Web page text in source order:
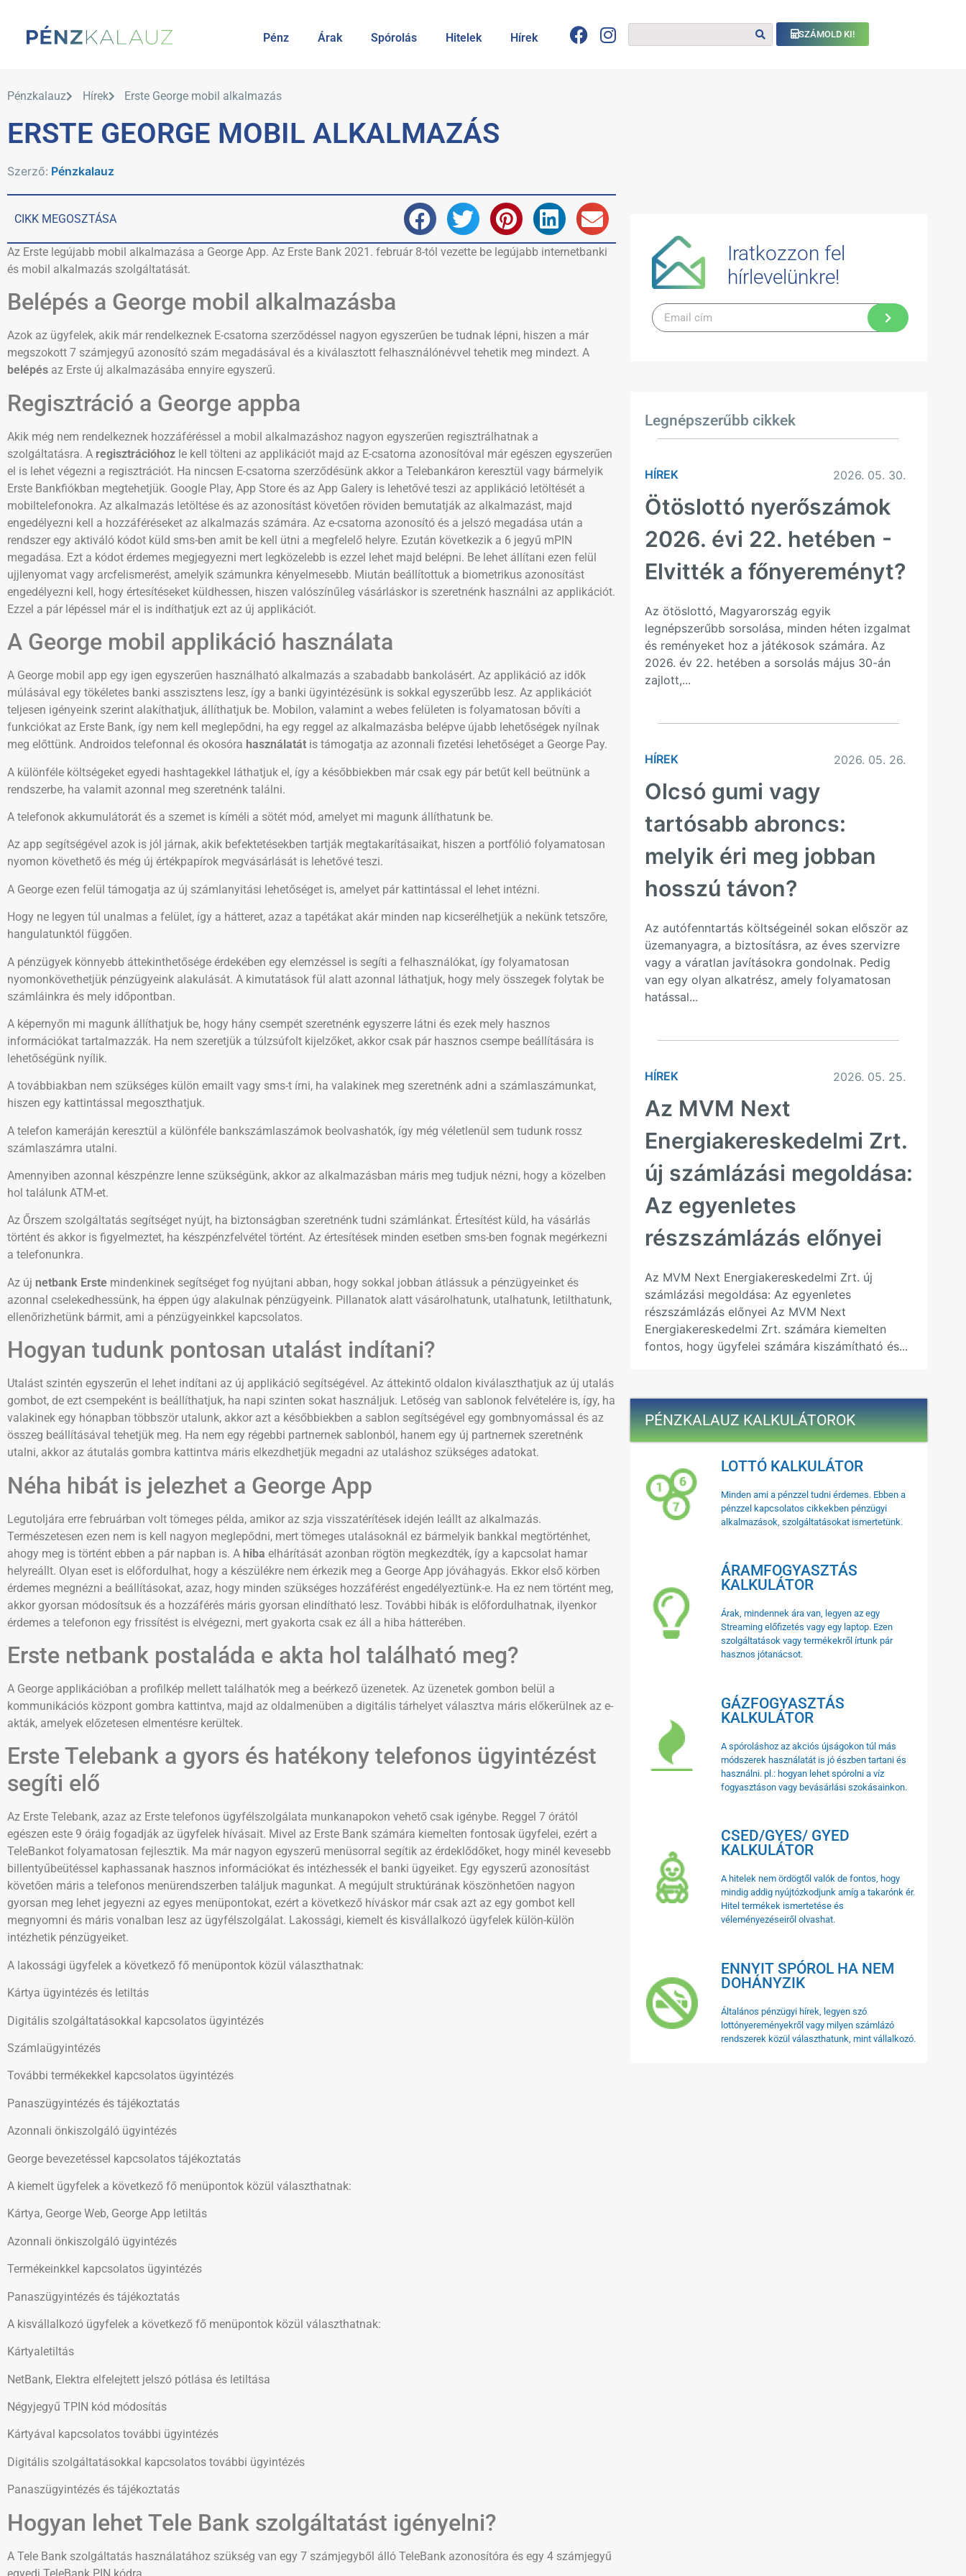
Pénz Árak Spórolás Hitelek Hírek SZÁMOLD KI!
Pénzkalauz Hírek Erste George mobil alkalmazás
ERSTE GEORGE MOBIL ALKALMAZÁS
Szerző: Pénzkalauz
CIKK MEGOSZTÁSA
Az Erste legújabb mobil alkalmazása a George App. Az Erste Bank 2021. február 8-tól vezette be legújabb internetbanki
és mobil alkalmazás szolgáltatását.
Belépés a George mobil alkalmazásba
Azok az ügyfelek, akik már rendelkeznek E-csatorna szerződéssel nagyon egyszerűen be tudnak lépni, hiszen a már
megszokott 7 számjegyű azonosító szám megadásával és a kiválasztott felhasználónévvel tehetik meg mindezt. A
belépés az Erste új alkalmazásába ennyire egyszerű.
Regisztráció a George appba
Akik még nem rendelkeznek hozzáféréssel a mobil alkalmazáshoz nagyon egyszerűen regisztrálhatnak a
szolgáltatásra. A regisztrációhoz le kell tölteni az applikációt majd az E-csatorna azonosítóval már egészen egyszerűen
el is lehet végezni a regisztrációt. Ha nincsen E-csatorna szerződésünk akkor a Telebankáron keresztül vagy bármelyik
Erste Bankfiókban megtehetjük. Google Play, App Store és az App Galery is lehetővé teszi az applikáció letöltését a
mobiltelefonokra. Az alkalmazás letöltése és az azonosítást követően röviden bemutatják az alkalmazást, majd
engedélyezni kell a hozzáféréseket az alkalmazás számára. Az e-csatorna azonosító és a jelszó megadása után a
rendszer egy aktiváló kódot küld sms-ben amit be kell ütni a megfelelő helyre. Ezután következik a 6 jegyű mPIN
megadása. Ezt a kódot érdemes megjegyezni mert legközelebb is ezzel lehet majd belépni. Be lehet állítani ezen felül
ujjlenyomat vagy arcfelismerést, amelyik számunkra kényelmesebb. Miután beállítottuk a biometrikus azonosítást
engedélyezni kell, hogy értesítéseket küldhessen, hiszen valószínűleg vásárláskor is szeretnénk használni az applikációt.
Ezzel a pár lépéssel már el is indíthatjuk ezt az új applikációt.
A George mobil applikáció használata
A George mobil app egy igen egyszerűen használható alkalmazás a szabadabb bankolásért. Az applikáció az idők
múlásával egy tökéletes banki asszisztens lesz, így a banki ügyintézésünk is sokkal egyszerűbb lesz. Az applikációt
teljesen igényeink szerint alakíthatjuk, állíthatjuk be. Mobilon, valamint a webes felületen is folyamatosan bővíti a
funkciókat az Erste Bank, így nem kell meglepődni, ha egy reggel az alkalmazásba belépve újabb lehetőségek nyílnak
meg előttünk. Androidos telefonnal és okosóra használatát is támogatja az azonnali fizetési lehetőséget a George Pay.
A különféle költségeket egyedi hashtagekkel láthatjuk el, így a későbbiekben már csak egy pár betűt kell beütnünk a
rendszerbe, ha valamit azonnal meg szeretnénk találni.
A telefonok akkumulátorát és a szemet is kíméli a sötét mód, amelyet mi magunk állíthatunk be.
Az app segítségével azok is jól járnak, akik befektetésekben tartják megtakarításaikat, hiszen a portfólió folyamatosan
nyomon követhető és még új értékpapírok megvásárlását is lehetővé teszi.
A George ezen felül támogatja az új számlanyitási lehetőséget is, amelyet pár kattintással el lehet intézni.
Hogy ne legyen túl unalmas a felület, így a hátteret, azaz a tapétákat akár minden nap kicserélhetjük a nekünk tetszőre,
hangulatunktól függően.
A pénzügyek könnyebb áttekinthetősége érdekében egy elemzéssel is segíti a felhasználókat, így folyamatosan
nyomonkövethetjük pénzügyeink alakulását. A kimutatások fül alatt azonnal láthatjuk, hogy mely összegek folytak be
számláinkra és mely időpontban.
A képernyőn mi magunk állíthatjuk be, hogy hány csempét szeretnénk egyszerre látni és ezek mely hasznos
információkat tartalmazzák. Ha nem szeretjük a túlzsúfolt kijelzőket, akkor csak pár hasznos csempe beállítására is
lehetőségünk nyílik.
A továbbiakban nem szükséges külön emailt vagy sms-t írni, ha valakinek meg szeretnénk adni a számlaszámunkat,
hiszen egy kattintással megoszthatjuk.
A telefon kameráján keresztül a különféle bankszámlaszámok beolvashatók, így még véletlenül sem tudunk rossz
számlaszámra utalni.
Amennyiben azonnal készpénzre lenne szükségünk, akkor az alkalmazásban máris meg tudjuk nézni, hogy a közelben
hol találunk ATM-et.
Az Őrszem szolgáltatás segítséget nyújt, ha biztonságban szeretnénk tudni számlánkat. Értesítést küld, ha vásárlás
történt és akkor is figyelmeztet, ha készpénzfelvétel történt. Az értesítések minden esetben sms-ben fognak megérkezni
a telefonunkra.
Az új netbank Erste mindenkinek segítséget fog nyújtani abban, hogy sokkal jobban átlássuk a pénzügyeinket és
azonnal cselekedhessünk, ha éppen úgy alakulnak pénzügyeink. Pillanatok alatt vásárolhatunk, utalhatunk, letilthatunk,
ellenőrizhetünk bármit, ami a pénzügyeinkkel kapcsolatos.
Hogyan tudunk pontosan utalást indítani?
Utalást szintén egyszerűn el lehet indítani az új applikáció segítségével. Az áttekintő oldalon kiválaszthatjuk az új utalás
gombot, de ezt csempeként is beállíthatjuk, ha napi szinten sokat használjuk. Letőség van sablonok felvételére is, így, ha
valakinek egy hónapban többször utalunk, akkor azt a későbbiekben a sablon segítségével egy gombnyomással és az
összeg beállításával tehetjük meg. Ha nem egy régebbi partnernek sablonból, hanem egy új partnernek szeretnénk
utalni, akkor az átutalás gombra kattintva máris elkezdhetjük megadni az utaláshoz szükséges adatokat.
Néha hibát is jelezhet a George App
Legutoljára erre februárban volt tömeges példa, amikor az szja visszatérítések idején leállt az alkalmazás.
Természetesen ezen nem is kell nagyon meglepődni, mert tömeges utalásoknál ez bármelyik bankkal megtörténhet,
ahogy meg is történt ebben a pár napban is. A hiba elhárítását azonban rögtön megkezdték, így a kapcsolat hamar
helyreállt. Olyan eset is előfordulhat, hogy a készülékre nem érkezik meg a George App jóváhagyás. Ekkor első körben
érdemes megnézni a beállításokat, azaz, hogy minden szükséges hozzáférést engedélyeztünk-e. Ha ez nem történt meg,
akkor gyorsan módosítsuk és a hozzáférés máris gyorsan elindítható lesz. További hibák is előfordulhatnak, ilyenkor
érdemes a telefonon egy frissítést is elvégezni, mert gyakorta csak ez áll a hiba hátterében.
Erste netbank postaláda e akta hol található meg?
A George applikációban a profilkép mellett találhatók meg a beérkező üzenetek. Az üzenetek gombon belül a
kommunikációs központ gombra kattintva, majd az oldalmenüben a digitális tárhelyet választva máris előkerülnek az e-
akták, amelyek előzetesen elmentésre kerültek.
Erste Telebank a gyors és hatékony telefonos ügyintézést
segíti elő
Az Erste Telebank, azaz az Erste telefonos ügyfélszolgálata munkanapokon vehető csak igénybe. Reggel 7 órától
egészen este 9 óráig fogadják az ügyfelek hívásait. Mivel az Erste Bank számára kiemelten fontosak ügyfelei, ezért a
TeleBankot folyamatosan fejlesztik. Ma már nagyon egyszerű menüsorral segítik az érdeklődőket, hogy minél kevesebb
billentyűbeütéssel kaphassanak hasznos információkat és intézhessék el banki ügyeiket. Egy egyszerű azonosítást
követően máris a telefonos menürendszerben találjuk magunkat. A megújult struktúrának köszönhetően nagyon
gyorsan meg lehet jegyezni az egyes menüpontokat, ezért a következő híváskor már csak azt az egy gombot kell
megnyomni és máris vonalban lesz az ügyfélszolgálat. Lakossági, kiemelt és kisvállalkozó ügyfelek külön-külön
intézhetik pénzügyeiket.
A lakossági ügyfelek a következő fő menüpontok közül választhatnak:
Kártya ügyintézés és letiltás
Digitális szolgáltatásokkal kapcsolatos ügyintézés
Számlaügyintézés
További termékekkel kapcsolatos ügyintézés
Panaszügyintézés és tájékoztatás
Azonnali önkiszolgáló ügyintézés
George bevezetéssel kapcsolatos tájékoztatás
A kiemelt ügyfelek a következő fő menüpontok közül választhatnak:
Kártya, George Web, George App letiltás
Azonnali önkiszolgáló ügyintézés
Termékeinkkel kapcsolatos ügyintézés
Panaszügyintézés és tájékoztatás
A kisvállalkozó ügyfelek a következő fő menüpontok közül választhatnak:
Kártyaletiltás
NetBank, Elektra elfelejtett jelszó pótlása és letiltása
Négyjegyű TPIN kód módosítás
Kártyával kapcsolatos további ügyintézés
Digitális szolgáltatásokkal kapcsolatos további ügyintézés
Panaszügyintézés és tájékoztatás
Hogyan lehet Tele Bank szolgáltatást igényelni?
A Tele Bank szolgáltatás használatához szükség van egy 7 számjegyből álló TeleBank azonosítóra és egy 4 számjegyű
egyedi TeleBank PIN kódra.
Iratkozzon fel
hírlevelünkre!
Legnépszerűbb cikkek
HÍREK 2026. 05. 30.
Ötöslottó nyerőszámok
2026. évi 22. hetében -
Elvitték a főnyereményt?
Az ötöslottó, Magyarország egyik
legnépszerűbb sorsolása, minden héten izgalmat
és reményeket hoz a játékosok számára. Az
2026. év 22. hetében a sorsolás május 30-án
zajlott,...
HÍREK 2026. 05. 26.
Olcsó gumi vagy
tartósabb abroncs:
melyik éri meg jobban
hosszú távon?
Az autófenntartás költségeinél sokan először az
üzemanyagra, a biztosításra, az éves szervizre
vagy a váratlan javításokra gondolnak. Pedig
van egy olyan alkatrész, amely folyamatosan
hatással...
HÍREK 2026. 05. 25.
Az MVM Next
Energiakereskedelmi Zrt.
új számlázási megoldása:
Az egyenletes
részszámlázás előnyei
Az MVM Next Energiakereskedelmi Zrt. új
számlázási megoldása: Az egyenletes
részszámlázás előnyei Az MVM Next
Energiakereskedelmi Zrt. számára kiemelten
fontos, hogy ügyfelei számára kiszámítható és...
PÉNZKALAUZ KALKULÁTOROK
LOTTÓ KALKULÁTOR
Minden ami a pénzzel tudni érdemes. Ebben a
pénzzel kapcsolatos cikkekben pénzügyi
alkalmazások, szolgáltatásokat ismertetünk.
ÁRAMFOGYASZTÁS
KALKULÁTOR
Árak, mindennek ára van, legyen az egy
Streaming előfizetés vagy egy laptop. Ezen
szolgáltatások vagy termékekről írtunk pár
hasznos jótanácsot.
GÁZFOGYASZTÁS
KALKULÁTOR
A spóroláshoz az akciós újságokon túl más
módszerek használatát is jó észben tartani és
használni. pl.: hogyan lehet spórolni a víz
fogyasztáson vagy bevásárlási szokásainkon.
CSED/GYES/ GYED
KALKULÁTOR
A hitelek nem ördögtől valók de fontos, hogy
mindig addig nyújtózkodjunk amíg a takarónk ér.
Hitel termékek ismertetése és
véleményezéseiről olvashat.
ENNYIT SPÓROL HA NEM
DOHÁNYZIK
Általános pénzügyi hírek, legyen szó
lottónyereményekről vagy milyen számlázó
rendszerek közül választhatunk, mint vállalkozó.